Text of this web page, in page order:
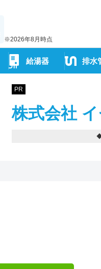
※2026年8月時点
給湯器 排水
PR
株式会社
◆